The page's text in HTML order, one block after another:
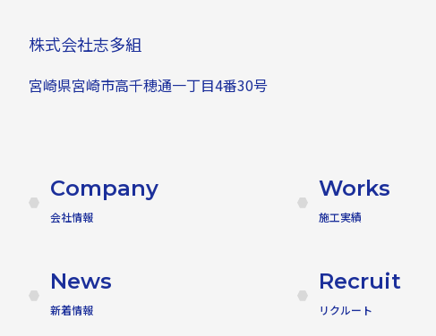
株式会社志多組
宮崎県宮崎市高千穂通一丁目4番30号
Company
会社情報
Works
施工実績
News
新着情報
Recruit
リクルート